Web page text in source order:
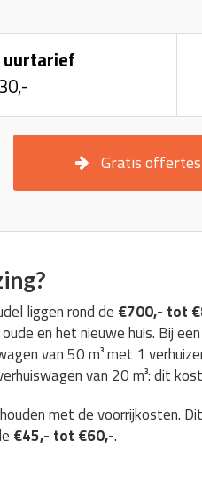
uurtarief
Gratis
liggen rond de €700,- tot
en het nieuwe huis. Bij
van 50 m³ met 1
van 20 m³: dit
met de voorrijkosten.
€45,- tot €60,-.